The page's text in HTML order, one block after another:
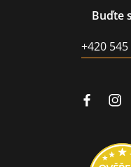
Buďte
+420